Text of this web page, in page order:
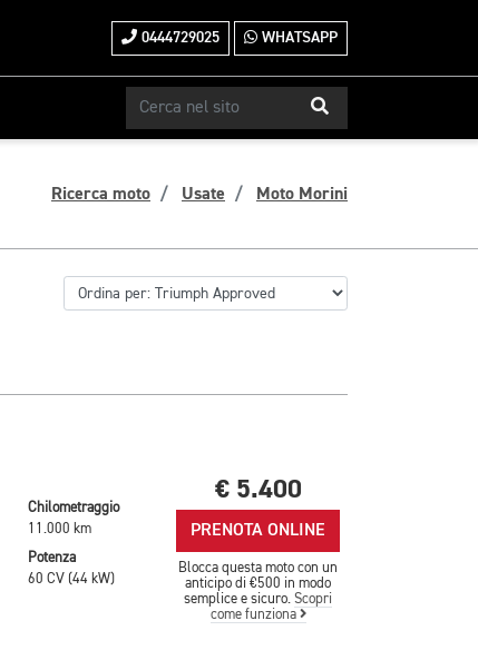
0444729025 WHATSAPP
Ricerca moto Usate Moto Morini
Chilometraggio
11.000 km
Potenza
60 CV (44 kW)
€ 5.400
PRENOTA ONLINE
Blocca questa moto con un
anticipo di €500 in modo
semplice e sicuro.Scopri
come funziona